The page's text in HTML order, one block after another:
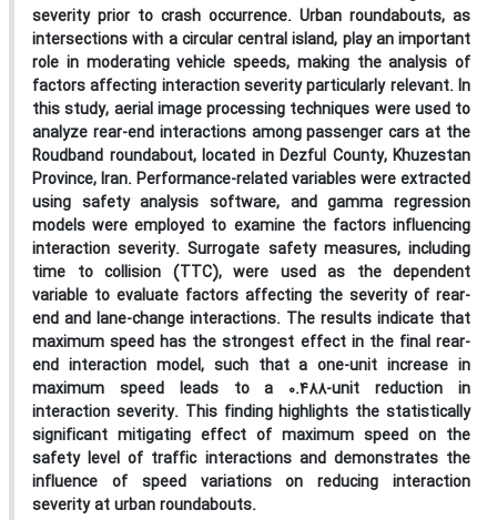
severity prior to crash occurrence. Urban roundabouts, as
intersections with a circular central island, play an important
role in moderating vehicle speeds, making the analysis of
factors affecting interaction severity particularly relevant.In
this study, aerial image processing techniques were used to
analyze rear-end interactions among passenger cars at the
Roudband roundabout, located in Dezful County, Khuzestan
Province, Iran. Performance-related variables were extracted
using safety analysis software, and gamma regression
models were employed to examine the factors influencing
interaction severity. Surrogate safety measures, including
time to collision (TTC), were used as the dependent
variable to evaluate factors affecting the severity of rear-
end and lane-change interactions. The results indicate that
maximum speed has the strongest effect in the final rear-
end interaction model, such that a one-unit increase in
maximum speed leads to a 0.488-unit reduction in
interaction severity. This finding highlights the statistically
significant mitigating effect of maximum speed on the
safety level of traffic interactions and demonstrates the
influence of speed variations on reducing interaction
severity at urban roundabouts.